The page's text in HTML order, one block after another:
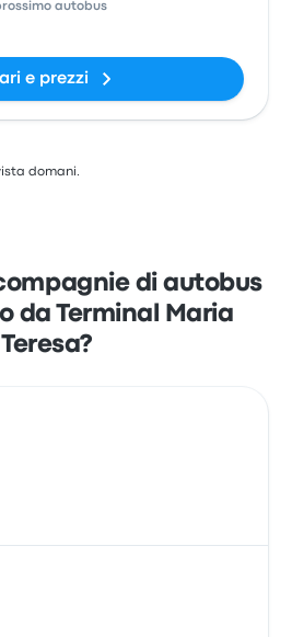
autobus
e prezzi
domani.
di autobus
da Terminal Maria
Teresa?